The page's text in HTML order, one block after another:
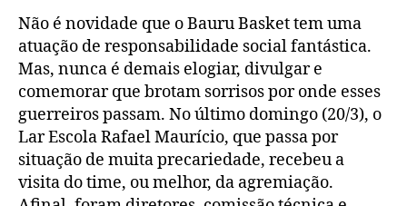
Não é novidade que o Bauru Basket tem uma
atuação de responsabilidade social fantástica.
Mas, nunca é demais elogiar, divulgar e
comemorar que brotam sorrisos por onde esses
guerreiros passam. No último domingo (20/3), o
Lar Escola Rafael Maurício, que passa por
situação de muita precariedade, recebeu a
visita do time, ou melhor, da agremiação.